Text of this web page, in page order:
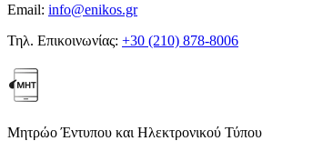
Email: info@enikos.gr
Τηλ. Επικοινωνίας: +30 (210) 878-8006
Μητρώο Έντυπου και Ηλεκτρονικού Τύπου